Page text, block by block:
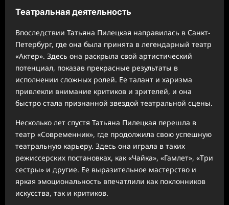
Театральная деятельность
Впоследствии Татьяна Пилецкая направилась в Санкт-
Петербург, где она была принята в легендарный театр
«Актер». Здесь она раскрыла свой артистический
потенциал, показав прекрасные результаты в
исполнении сложных ролей. Ее талант и харизма
привлекли внимание критиков и зрителей, и она
быстро стала признанной звездой театральной сцены.
Несколько лет спустя Татьяна Пилецкая перешла в
театр «Современник», где продолжила свою успешную
театральную карьеру. Здесь она играла в таких
режиссерских постановках, как «Чайка», «Гамлет», «Три
сестры» и другие. Ее выразительное мастерство и
яркая эмоциональность впечатлили как поклонников
искусства, так и критиков.